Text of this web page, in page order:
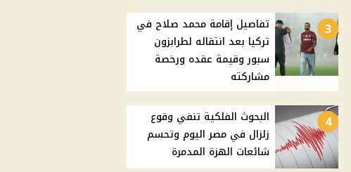
3
تفاصيل إقامة محمد صلاح في
تركيا بعد انتقاله لطرابزون
سبور وقيمة عقده ورخصة
مشاركته
4
البحوث الفلكية تنفي وقوع
زلزال في مصر اليوم وتحسم
شائعات الهزة المدمرة